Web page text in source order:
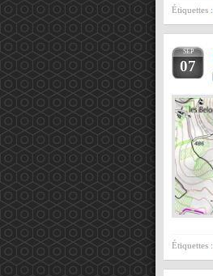
Étiquettes :
SEP
07
Étiquettes :